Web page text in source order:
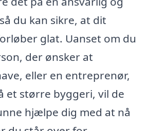
du kan sikre, at dit
glat. Uanset om du
der ønsker at
eller en entreprenør,
et større byggeri, vil de
hjælpe dig med at nå